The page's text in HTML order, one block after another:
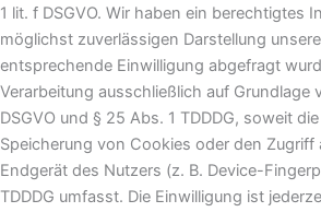
1 lit. f DSGVO. Wir haben ein berechtigtes
möglichst zuverlässigen Darstellung
entsprechende Einwilligung abgefragt
Verarbeitung ausschließlich auf Grundlage
DSGVO und § 25 Abs. 1 TDDDG, soweit
Speicherung von Cookies oder den
Endgerät des Nutzers (z. B. Device-
TDDDG umfasst. Die Einwilligung ist